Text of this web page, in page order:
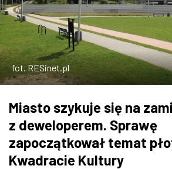
GASTRONOMIA
ZDJĘCIA
W RZESZOWIE
fot. RESinet.pl
Miasto szykuje się na
z deweloperem. Sprawę
zapoczątkował temat
Kwadracie Kultury